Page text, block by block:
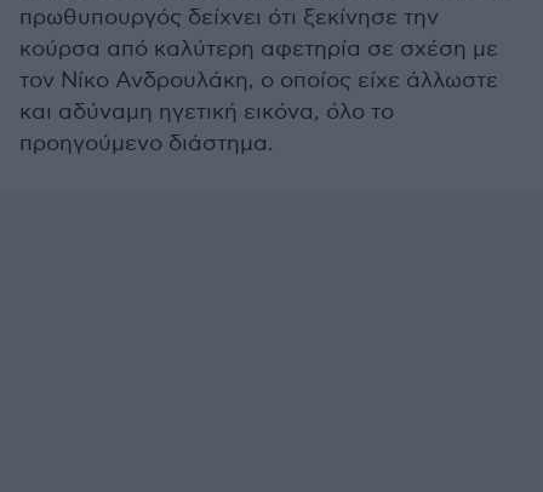
πρωθυπουργός δείχνει ότι ξεκίνησε την
κούρσα από καλύτερη αφετηρία σε σχέση με
τον Νίκο Ανδρουλάκη, ο οποίος είχε άλλωστε
και αδύναμη ηγετική εικόνα, όλο το
προηγούμενο διάστημα.